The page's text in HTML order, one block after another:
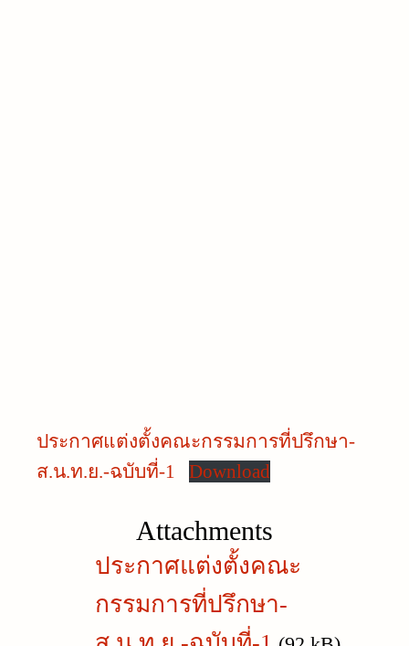
ประกาศแต่งตั้งคณะกรรมการที่ปรึกษา-
ส.น.ท.ย.-ฉบับที่-1
Download
Attachments
ประกาศแต่งตั้งคณะ
กรรมการที่ปรึกษา-